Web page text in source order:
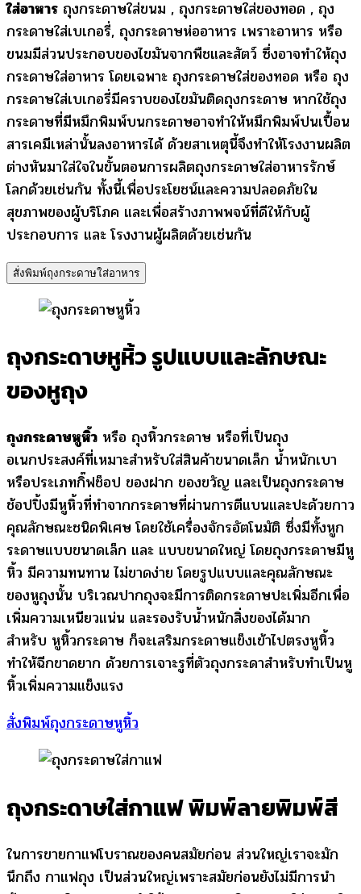
ใส่อาหาร ถุงกระดาษใส่ขนม , ถุงกระดาษใส่ของทอด , ถุง
กระดาษใส่เบเกอรี่, ถุงกระดาษห่ออาหาร เพราะอาหาร หรือ
ขนมมีส่วนประกอบของไขมันจากพืชและสัตว์ ซึ่งอาจทำให้ถุง
กระดาษใส่อาหาร โดยเฉพาะ ถุงกระดาษใส่ของทอด หรือ ถุง
กระดาษใส่เบเกอรี่มีคราบของไขมันติดถุงกระดาษ หากใช้ถุง
กระดาษที่มีหมึกพิมพ์บนกระดาษอาจทำให้หมึกพิมพ์ปนเปื้อน
สารเคมีเหล่านั้นลงอาหารได้ ด้วยสาเหตุนี้จึงทำให้โรงงานผลิต
ต่างหันมาใส่ใจในขั้นตอนการผลิตถุงกระดาษใส่อาหารรักษ์
โลกด้วยเช่นกัน ทั้งนี้เพื่อประโยชน์และความปลอดภัยใน
สุขภาพของผู้บริโภค และเพื่อสร้างภาพพจน์ที่ดีให้กับผู้
ประกอบการ และ โรงงานผู้ผลิตด้วยเช่นกัน
สั่งพิมพ์ถุงกระดาษใส่อาหาร
ถุงกระดาษหูหิ้ว รูปแบบและลักษณะ
ของหูถุง
ถุงกระดาษหูหิ้ว หรือ ถุงหิ้วกระดาษ หรือที่เป็นถุง
อเนกประสงค์ที่เหมาะสำหรับใส่สินค้าขนาดเล็ก น้ำหนักเบา
หรือประเภทกิ๊ฟช็อป ของฝาก ของขวัญ และเป็นถุงกระดาษ
ช้อปปิ้งมีหูหิ้วที่ทำจากกระดาษที่ผ่านการตีแบนและปะด้วยกาว
คุณลักษณะชนิดพิเศษ โดยใช้เครื่องจักรอัตโนมัติ ซึ่งมีทั้งหูก
ระดาษแบบขนาดเล็ก และ แบบขนาดใหญ่ โดยถุงกระดาษมีหู
หิ้ว มีความทนทาน ไม่ขาดง่าย โดยรูปแบบและคุณลักษณะ
ของหูถุงนั้น บริเวณปากถุงจะมีการติดกระดาษปะเพิ่มอีกเพื่อ
เพิ่มความเหนียวแน่น และรองรับน้ำหนักสิ่งของได้มาก
สำหรับ หูหิ้วกระดาษ ก็จะเสริมกระดาษแข็งเข้าไปตรงหูหิ้ว
ทำให้ฉีกขาดยาก ด้วยการเจาะรูที่ตัวถุงกระดาสำหรับทำเป็นหู
หิ้วเพิ่มความแข็งแรง
สั่งพิมพ์ถุงกระดาษหูหิ้ว
ถุงกระดาษใส่กาแฟ พิมพ์ลายพิมพ์สี
ในการขายกาแฟโบราณของคนสมัยก่อน ส่วนใหญ่เราจะมัก
นึกถึง กาแฟถุง เป็นส่วนใหญ่เพราะสมัยก่อนยังไม่มีการนำ